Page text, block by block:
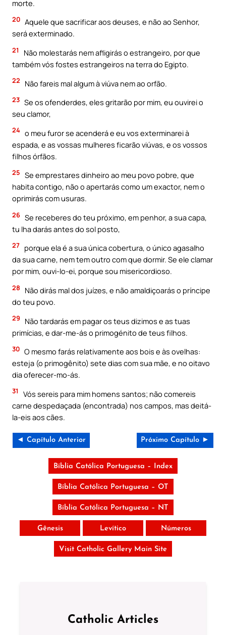
morte.
20 Aquele que sacrificar aos deuses, e não ao Senhor,
será exterminado.
21
Não molestarás nem afligirás o estrangeiro, por que
também vós fostes estrangeiros na terra do Egipto.
22 Não fareis mal algum à viúva nem ao orfão.
23 Se os ofenderdes, eles gritarão por mim, eu ouvirei o
seu clamor,
24 o meu furor se acenderá e eu vos exterminarei à
espada, e as vossas mulheres ficarão viúvas, e os vossos
filhos órfãos.
25 Se emprestares dinheiro ao meu povo pobre, que
habita contigo, não o apertarás como um exactor, nem o
oprimirás com usuras.
26 Se receberes do teu próximo, em penhor, a sua capa,
tu lha darás antes do sol posto,
27 porque ela é a sua única cobertura, o único agasalho
da sua carne, nem tem outro com que dormir. Se ele clamar
por mim, ouvi-lo-ei, porque sou misericordioso.
28
Não dirás mal dos juízes, e não amaldiçoarás o príncipe
do teu povo.
29
Não tardarás em pagar os teus dizimos e as tuas
primícias, e dar-me-ás o primogénito de teus filhos.
30 O mesmo farás relativamente aos bois e às ovelhas:
esteja (o primogênito) sete dias com sua mãe, e no oitavo
dia oferecer-mo-ás.
31
Vós sereis para mim homens santos; não comereis
carne despedaçada (encontrada) nos campos, mas deitá-
la-eis aos cães.
◄ Capítulo Anterior Próximo Capítulo ►
Bíblia Católica Portuguesa – Index
Bíblia Católica Portuguesa – OT
Bíblia Católica Portuguesa – NT
Gênesis Levítico Números
Visit Catholic Gallery Main Site
Catholic Articles